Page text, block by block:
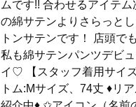
ムです!! 合わせるアイテ
の綿サテンよりさらっと
トンサテンです！ 店頭で
私も綿サテンパンツデビ
イ♡ 【スタッフ着用サイ
トム:Mサイズ、74丈 ♦リ